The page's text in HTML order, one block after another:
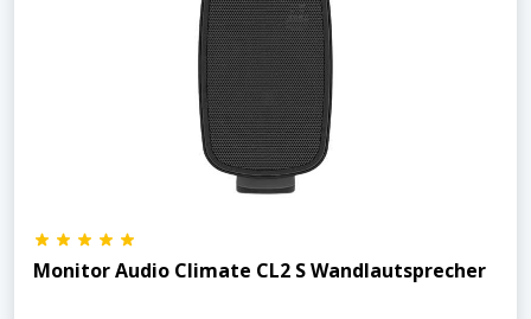
Monitor Audio Climate CL2 S Wandlautsprecher